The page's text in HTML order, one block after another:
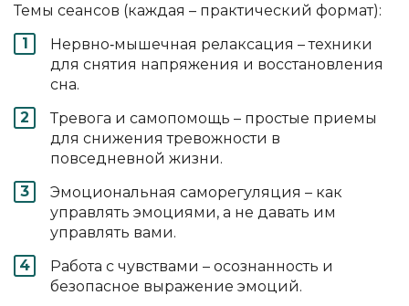
Темы сеансов (каждая – практический формат):
Нервно‑мышечная релаксация – техники
для снятия напряжения и восстановления
сна.
Тревога и самопомощь – простые приемы
для снижения тревожности в
повседневной жизни.
Эмоциональная саморегуляция – как
управлять эмоциями, а не давать им
управлять вами.
Работа с чувствами – осознанность и
безопасное выражение эмоций.